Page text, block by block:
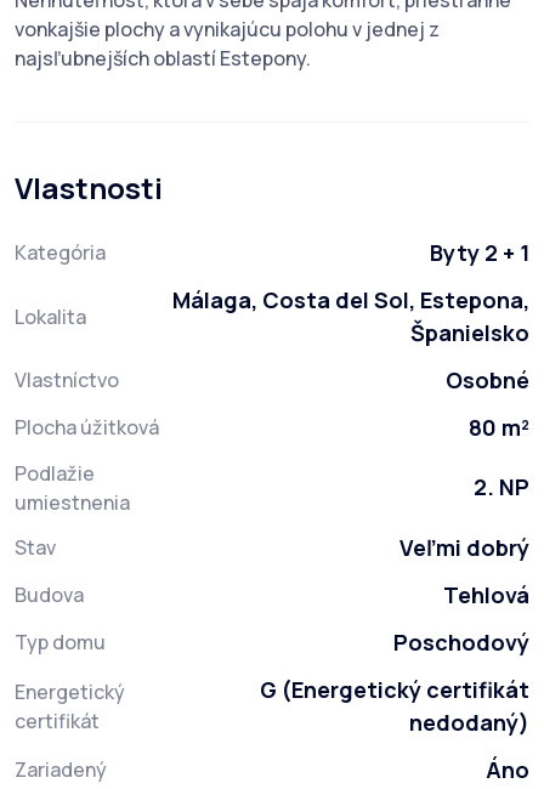
vonkajšie plochy a vynikajúcu polohu v jednej z
najsľubnejších oblastí Estepony.
Vlastnosti
Kategória Byty 2 + 1
Lokalita
Málaga, Costa del Sol, Estepona,
Španielsko
Vlastníctvo Osobné
Plocha úžitková 80 m²
Podlažie
umiestnenia
2. NP
Stav Veľmi dobrý
Budova Tehlová
Typ domu Poschodový
Energetický
certifikát
G (Energetický certifikát
nedodaný)
Zariadený Áno